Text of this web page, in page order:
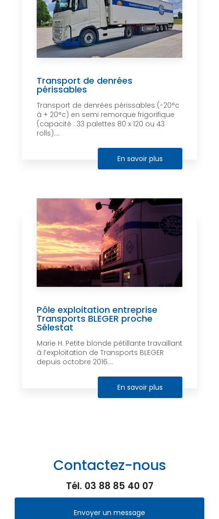
Transport de denrées
périssables
Transport de denrées périssables (-20°c
à + 20°c) en semi remorque frigorifique
(capacité : 33 palettes 80 x 120 ou 43
rolls)....
En savoir plus
Pôle exploitation entreprise
Transports BLEGER proche
Sélestat
Marie H. Petite blonde pétillante travaillant
à l’exploitation de Transports BLEGER
depuis octobre 2016....
En savoir plus
Contactez-nous
Tél. 03 88 85 40 07
Envoyer un message